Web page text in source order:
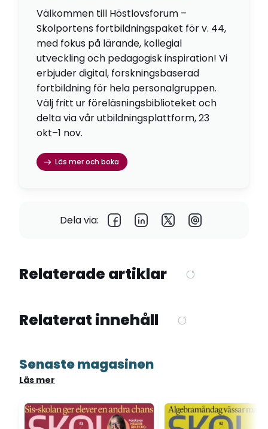
Välkommen till Höstlovsforum –
Skolportens fortbildningspaket för v. 44,
med fokus på lärande, kollegial
utveckling och pedagogisk inspiration! Vi
erbjuder digital, forskningsbaserad
fortbildning för hela personalgruppen.
Välj fritt ur föreläsningsbiblioteket och
delta via vår utbildningsplattform, 23
okt–1 nov.
Läs mer och boka
Dela via:
Relaterade artiklar
Relaterat innehåll
Senaste magasinen
Läs mer